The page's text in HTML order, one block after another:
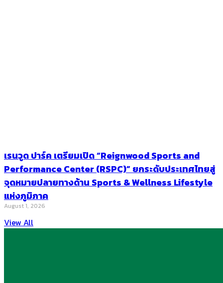
เรนวูด ปาร์ค เตรียมเปิด “Reignwood Sports and
Performance Center (RSPC)” ยกระดับประเทศไทยสู่
จุดหมายปลายทางด้าน Sports & Wellness Lifestyle
แห่งภูมิภาค
August 1, 2026
View All